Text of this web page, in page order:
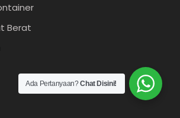
Berat
Ada Pertanyaan?Chat Disini!